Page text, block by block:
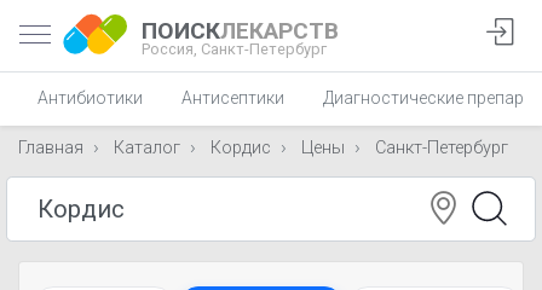
ПОИСКЛЕКАРСТВ
Россия, Санкт-Петербург
Антибиотики Антисептики Диагностические
Главная Каталог Кордис Цены Санкт-Петербург